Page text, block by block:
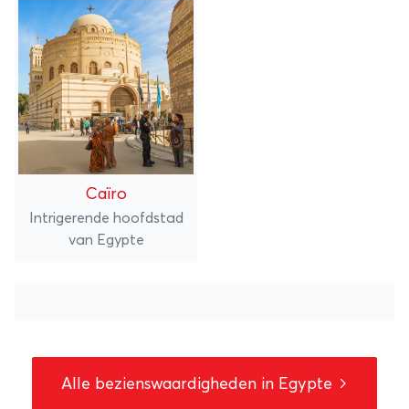
Caïro
Intrigerende hoofdstad
van Egypte
Alle bezienswaardigheden in Egypte